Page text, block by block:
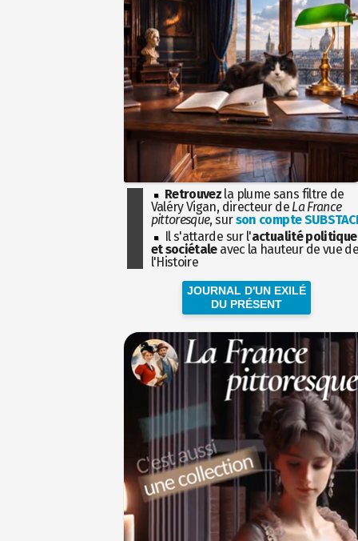
Retrouvez la plume sans filtre de
Valéry Vigan, directeur de La France
pittoresque, surson compte
Il s'attarde sur l'actualité politique
et sociétaleavec la hauteur de vue
l'Histoire
JOURNAL D'UN EXILÉ
DU PRÉSENT